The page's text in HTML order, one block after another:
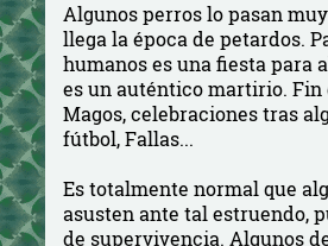
Algunos perros lo pasan
llega la época de petardos.
humanos es una fiesta para
es un auténtico martirio. Fin
Magos, celebraciones tras
fútbol, Fallas...
Es totalmente normal que
asusten ante tal estruendo,
de supervivencia. Algunos